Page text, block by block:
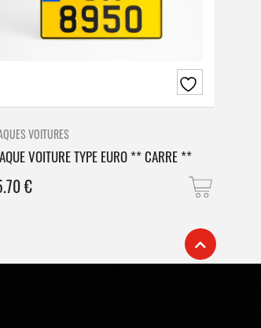
VOITURES
VOITURE TYPE EURO ** CARRE **
€